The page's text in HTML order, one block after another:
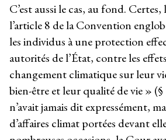
C’est aussi le cas, au fond.
l’article 8 de la Convention
les individus à une protection
autorités de l’État, contre les
changement climatique sur leur
bien-être et leur qualité de vie » (§
n’avait jamais dit expressément,
d’affaires climat portées devant